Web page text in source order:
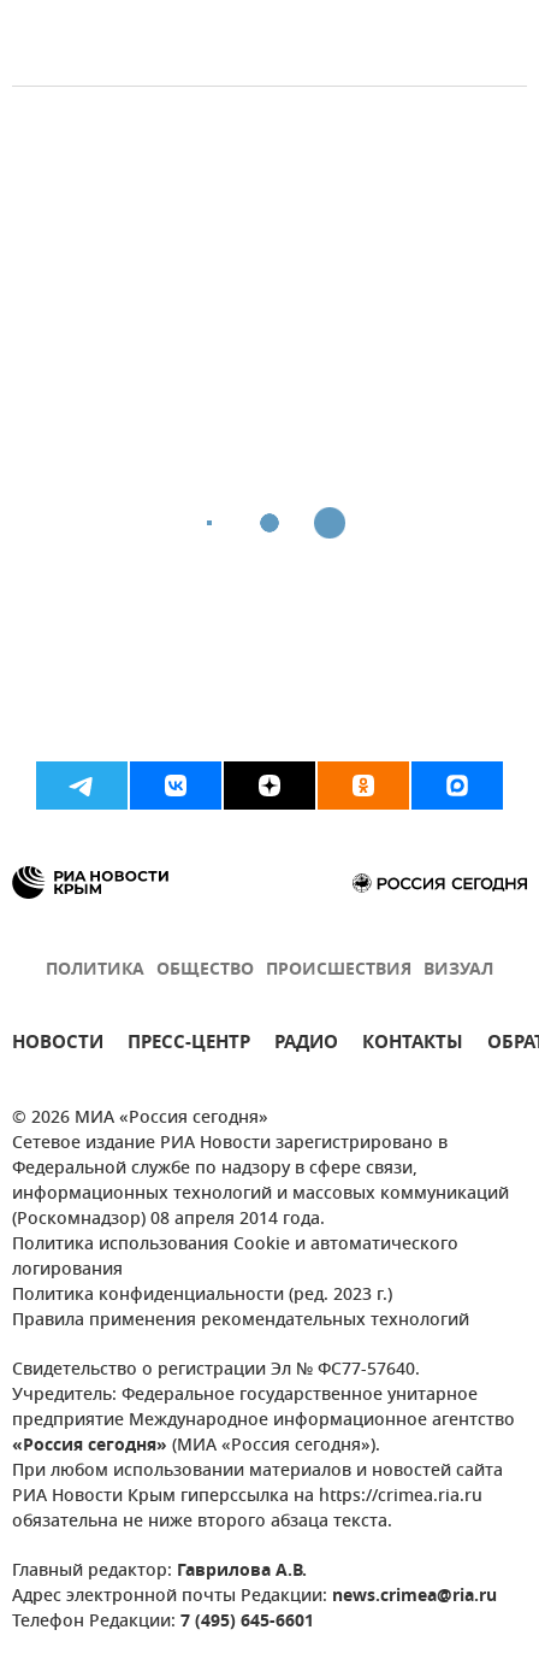
ПОЛИТИКА ОБЩЕСТВО ПРОИСШЕСТВИЯ ВИЗУАЛ
НОВОСТИ ПРЕСС-ЦЕНТР РАДИО КОНТАКТЫ
© 2026 МИА «Россия сегодня»
Сетевое издание РИА Новости зарегистрировано в
Федеральной службе по надзору в сфере связи,
информационных технологий и массовых коммуникаций
(Роскомнадзор) 08 апреля 2014 года.
Политика использования Cookie и автоматического
логирования
Политика конфиденциальности (ред. 2023 г.)
Правила применения рекомендательных технологий
Свидетельство о регистрации Эл № ФС77-57640.
Учредитель: Федеральное государственное унитарное
предприятие Международное информационное агентство
«Россия сегодня» (МИА «Россия сегодня»).
При любом использовании материалов и новостей сайта
РИА Новости Крым гиперссылка на https://crimea.ria.ru
обязательна не ниже второго абзаца текста.
Главный редактор: Гаврилова А.В.
Адрес электронной почты Редакции: news.crimea@ria.ru
Телефон Редакции: 7 (495) 645-6601